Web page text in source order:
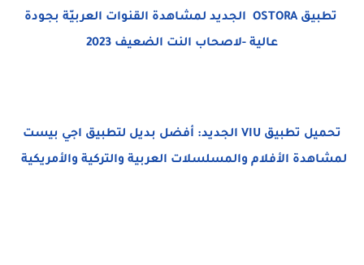
تطبيق OSTORA الجديد لمشاهدة القنوات العربيّة بجودة
عالية -لاصحاب النت الضعيف 2023
تحميل تطبيق VIU الجديد: أفضل بديل لتطبيق اجي بيست
لمشاهدة الأفلام والمسلسلات العربية والتركية والأمريكية